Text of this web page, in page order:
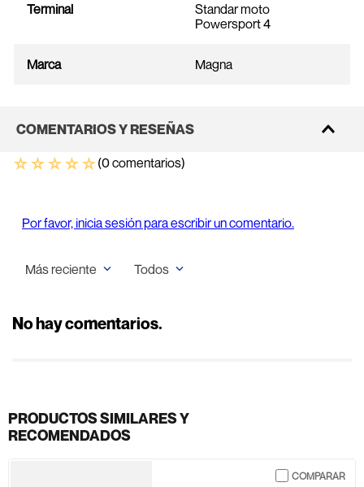
Terminal
Standar moto
Powersport 4
Marca Magna
COMENTARIOS Y RESEÑAS
☆☆☆☆☆(0 comentarios)
Por favor, inicia sesión para escribir un comentario.
Más reciente Todos
No hay comentarios.
PRODUCTOS SIMILARES Y
RECOMENDADOS